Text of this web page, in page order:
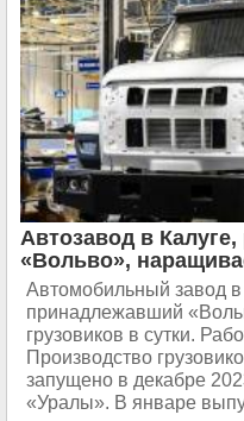
Автозавод в
«Вольво»,
Автомобильный завод в
принадлежавший
грузовиков в сутки.
Производство
запущено в декабре
«Уралы». В январе